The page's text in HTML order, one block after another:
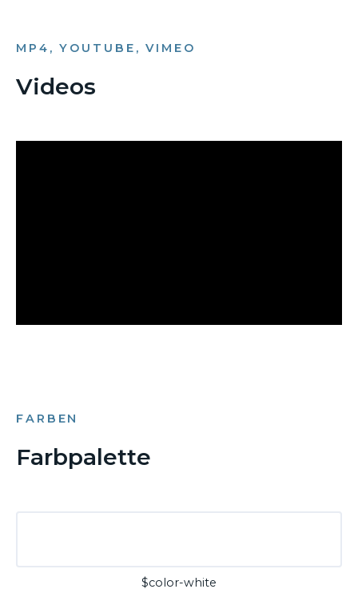
MP4, YOUTUBE, VIMEO
Videos
FARBEN
Farbpalette
$color-white